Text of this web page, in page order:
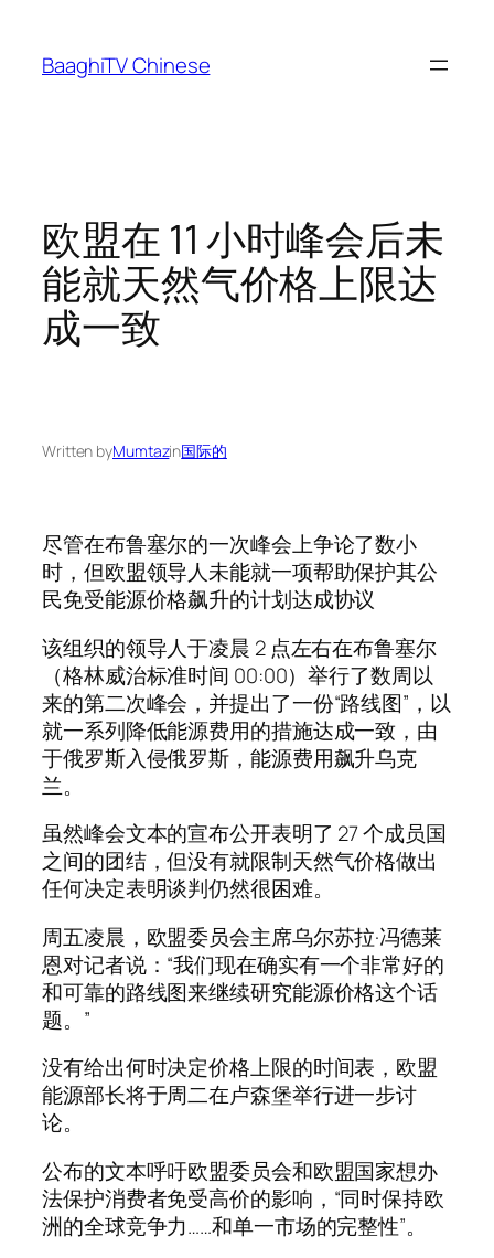
content
BaaghiTV Chinese
欧盟在 11 小时峰会后未
能就天然气价格上限达
成一致
Written byMumtazin国际的
尽管在布鲁塞尔的一次峰会上争论了数小
时，但欧盟领导人未能就一项帮助保护其公
民免受能源价格飙升的计划达成协议
该组织的领导人于凌晨 2 点左右在布鲁塞尔
（格林威治标准时间 00:00）举行了数周以
来的第二次峰会，并提出了一份“路线图”，以
就一系列降低能源费用的措施达成一致，由
于俄罗斯入侵俄罗斯，能源费用飙升乌克
兰。
虽然峰会文本的宣布公开表明了 27 个成员国
之间的团结，但没有就限制天然气价格做出
任何决定表明谈判仍然很困难。
周五凌晨，欧盟委员会主席乌尔苏拉·冯德莱
恩对记者说：“我们现在确实有一个非常好的
和可靠的路线图来继续研究能源价格这个话
题。”
没有给出何时决定价格上限的时间表，欧盟
能源部长将于周二在卢森堡举行进一步讨
论。
公布的文本呼吁欧盟委员会和欧盟国家想办
法保护消费者免受高价的影响，“同时保持欧
洲的全球竞争力……和单一市场的完整性”。